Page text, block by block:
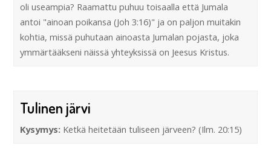
oli useampia? Raamattu puhuu toisaalla että Jumala
antoi "ainoan poikansa (Joh 3:16)" ja on paljon muitakin
kohtia, missä puhutaan ainoasta Jumalan pojasta, joka
ymmärtääkseni näissä yhteyksissä on Jeesus Kristus.
Tulinen järvi
Kysymys: Ketkä heitetään tuliseen järveen? (Ilm. 20:15)